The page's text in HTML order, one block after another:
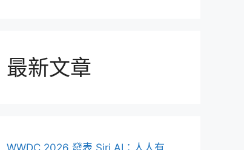
最新文章
WWDC 2026 發表 Siri AI：人人有